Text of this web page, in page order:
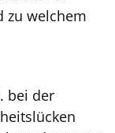
zu welchem
bei der